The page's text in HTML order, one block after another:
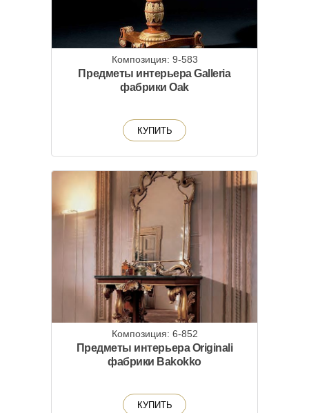
Композиция: 9-583
Предметы интерьера Galleria
фабрики Oak
КУПИТЬ
Композиция: 6-852
Предметы интерьера Originali
фабрики Bakokko
КУПИТЬ